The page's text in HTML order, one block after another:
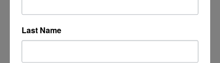
Last Name